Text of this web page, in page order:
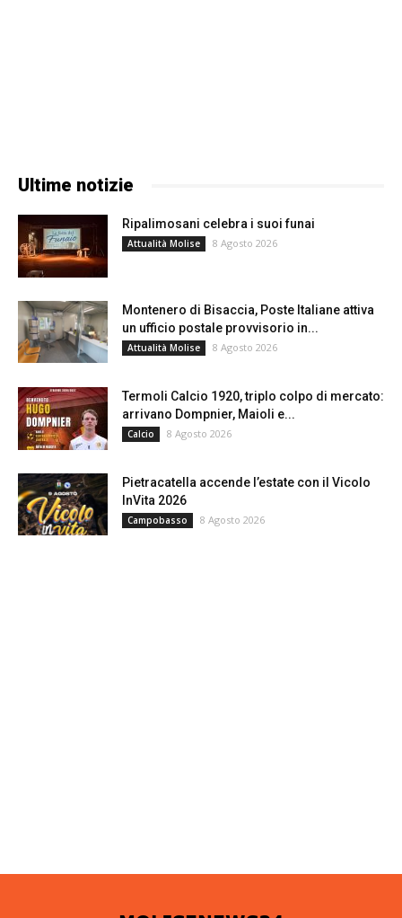
Ultime notizie
Ripalimosani celebra i suoi funai
Attualità Molise 8 Agosto 2026
Montenero di Bisaccia, Poste Italiane attiva
un ufficio postale provvisorio in...
Attualità Molise 8 Agosto 2026
Termoli Calcio 1920, triplo colpo di mercato:
arrivano Dompnier, Maioli e...
Calcio 8 Agosto 2026
Pietracatella accende l’estate con il Vicolo
InVita 2026
Campobasso 8 Agosto 2026